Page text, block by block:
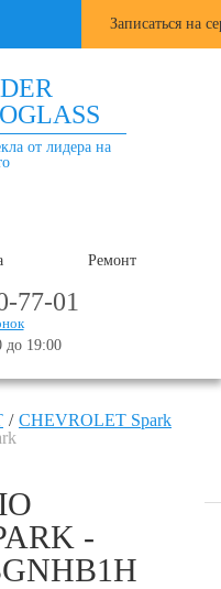
Записаться на
от лидера на
Ремонт
77-01
до 19:00
CHEVROLET Spark
-